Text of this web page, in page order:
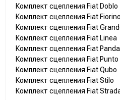
Комплект сцепления Fiat Doblo
Комплект сцепления Fiat Fiorino
Комплект сцепления Fiat
Комплект сцепления Fiat Linea
Комплект сцепления Fiat Panda
Комплект сцепления Fiat Punto
Комплект сцепления Fiat Qubo
Комплект сцепления Fiat Stilo
Комплект сцепления Fiat